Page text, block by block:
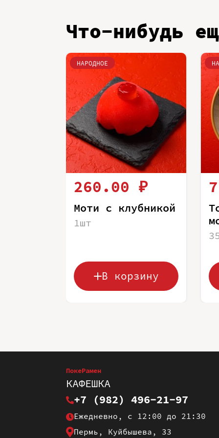
Что-нибудь
НАРОДНОЕ
260.00 ₽
Моти с клубникой
1шт
В корзину
ПокеРамен
КАФЕШКА
+7 (982) 496-21-97
Ежедневно, с 12:00 до 21:30
Пермь, Куйбышева, 33